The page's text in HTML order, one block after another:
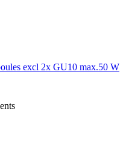
excl 2x GU10 max.50 W